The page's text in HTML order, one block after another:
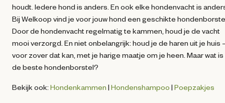
houdt. Iedere hond is anders. En ook elke hondenvacht is
Bij Welkoop vind je voor jouw hond een geschikte
Door de hondenvacht regelmatig te kammen, houd je de vacht
mooi verzorgd. En niet onbelangrijk: houd je de haren uit je huis
voor zover dat kan, met je harige maatje om je heen. Maar wat is
de beste hondenborstel?
Bekijk ook: Hondenkammen | Hondenshampoo | Poepzakjes